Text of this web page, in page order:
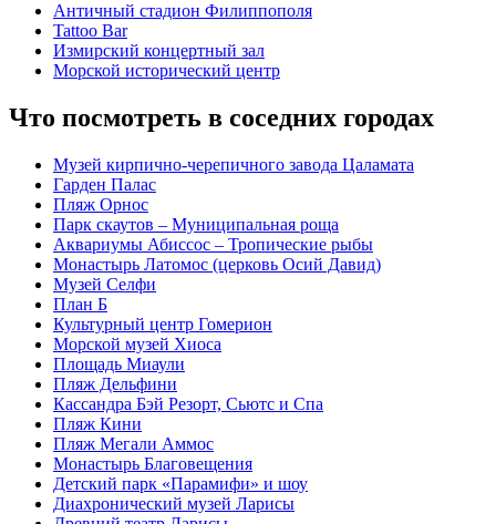
Античный стадион Филиппополя
Tattoo Bar
Измирский концертный зал
Морской исторический центр
Что посмотреть в соседних городах
Музей кирпично-черепичного завода Цаламата
Гарден Палас
Пляж Орнос
Парк скаутов – Муниципальная роща
Аквариумы Абиссос – Тропические рыбы
Монастырь Латомос (церковь Осий Давид)
Музей Селфи
План Б
Культурный центр Гомерион
Морской музей Хиоса
Площадь Миаули
Пляж Дельфини
Кассандра Бэй Резорт, Сьютс и Спа
Пляж Кини
Пляж Мегали Аммос
Монастырь Благовещения
Детский парк «Парамифи» и шоу
Диахронический музей Ларисы